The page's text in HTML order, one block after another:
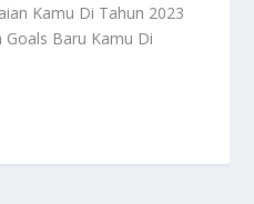
Kamu Di Tahun 2023
Goals Baru Kamu Di